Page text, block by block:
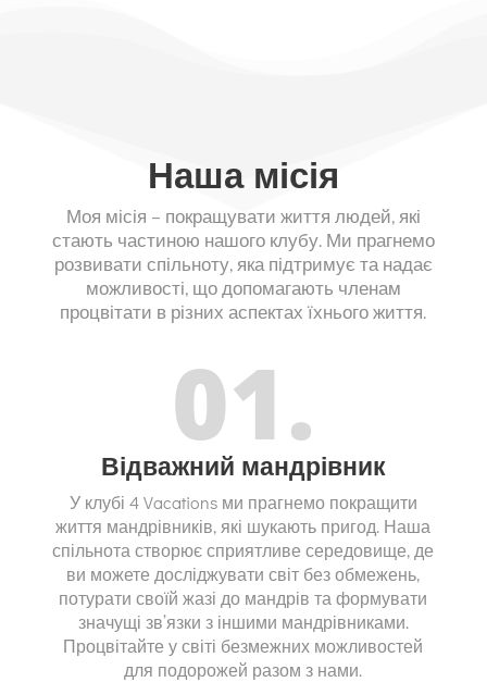
Наша місія
Моя місія – покращувати життя людей, які
стають частиною нашого клубу. Ми прагнемо
розвивати спільноту, яка підтримує та надає
можливості, що допомагають членам
процвітати в різних аспектах їхнього життя.
01.
Відважний мандрівник
У клубі 4 Vacations ми прагнемо покращити
життя мандрівників, які шукають пригод. Наша
спільнота створює сприятливе середовище, де
ви можете досліджувати світ без обмежень,
потурати своїй жазі до мандрів та формувати
значущі зв’язки з іншими мандрівниками.
Процвітайте у світі безмежних можливостей
для подорожей разом з нами.